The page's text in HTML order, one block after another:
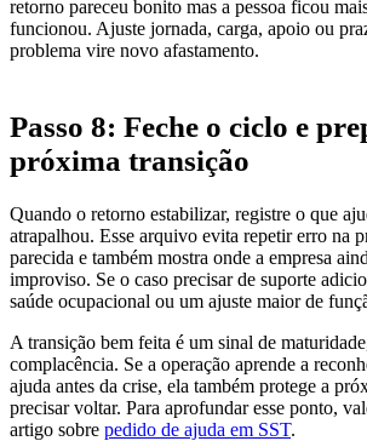
retorno pareceu bonito mas a pessoa ficou
funcionou. Ajuste jornada, carga, apoio ou
problema vire novo afastamento.
Passo 8: Feche o ciclo e
próxima transição
Quando o retorno estabilizar, registre o que
atrapalhou. Esse arquivo evita repetir erro na
parecida e também mostra onde a empresa
improviso. Se o caso precisar de suporte
saúde ocupacional ou um ajuste maior de
A transição bem feita é um sinal de
complacência. Se a operação aprende a
ajuda antes da crise, ela também protege a
precisar voltar. Para aprofundar esse ponto,
artigo sobre pedido de ajuda em SST.